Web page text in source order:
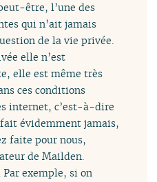
être, l’une des
qui n’ait jamais
de la vie privée.
elle n’est
elle est même très
ces conditions
internet, c’est-à-dire
fait évidemment jamais,
faite pour nous,
de Mailden.
Par exemple, si on